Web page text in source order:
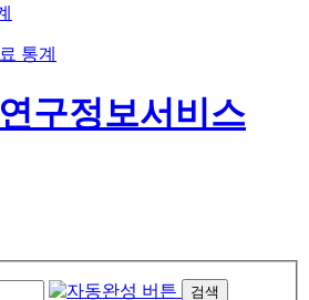
통계
검색